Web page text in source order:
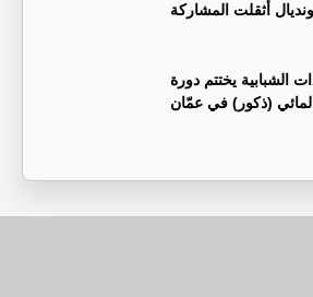
أثقلت المشاركة
الشبابية يختتم دورة